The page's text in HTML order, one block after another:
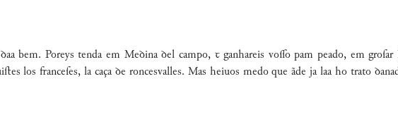
bem. Poreys tenda em Meꝺina ꝺel campo, ꞇ ganhareis voo pam peado, em groſar
los franceſes, la caça ꝺe roncesvalles. Mas heiuos medo que ãde ja laa ho trato